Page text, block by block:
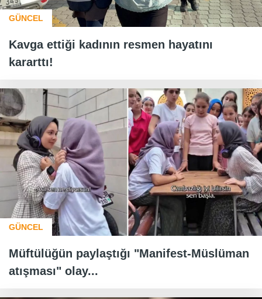
GÜNCEL
Kavga ettiği kadının resmen hayatını
kararttı!
GÜNCEL
Müftülüğün paylaştığı "Manifest-Müslüman
atışması" olay...